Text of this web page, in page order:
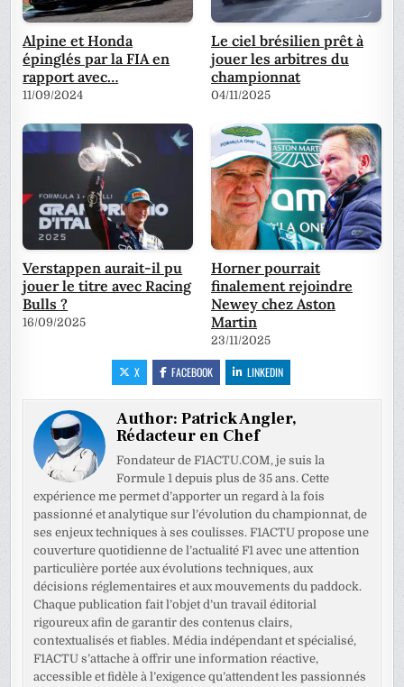
Alpine et Honda
épinglés par la FIA en
rapport avec…
11/09/2024
Le ciel brésilien prêt à
jouer les arbitres du
championnat
04/11/2025
Verstappen aurait-il pu
jouer le titre avec Racing
Bulls ?
16/09/2025
Horner pourrait
finalement rejoindre
Newey chez Aston
Martin
23/11/2025
X FACEBOOK LINKEDIN
Author:Patrick Angler,
Rédacteur en Chef
Fondateur de F1ACTU.COM, je suis la
Formule 1 depuis plus de 35 ans. Cette
expérience me permet d’apporter un regard à la fois
passionné et analytique sur l’évolution du championnat, de
ses enjeux techniques à ses coulisses. F1ACTU propose une
couverture quotidienne de l’actualité F1 avec une attention
particulière portée aux évolutions techniques, aux
décisions réglementaires et aux mouvements du paddock.
Chaque publication fait l’objet d’un travail éditorial
rigoureux afin de garantir des contenus clairs,
contextualisés et fiables. Média indépendant et spécialisé,
F1ACTU s’attache à offrir une information réactive,
accessible et fidèle à l’exigence qu’attendent les passionnés